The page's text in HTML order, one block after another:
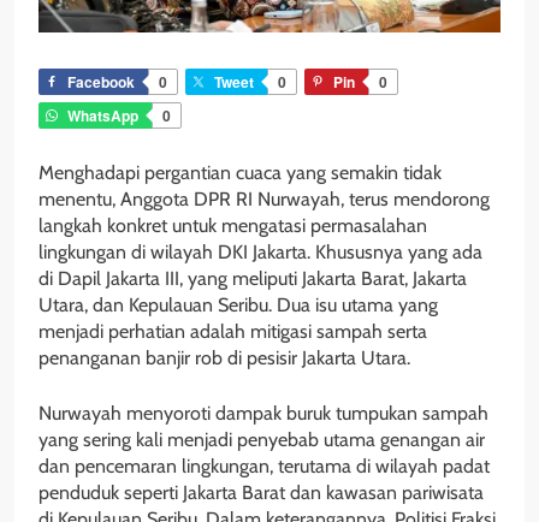
Facebook 0 Tweet 0 Pin
0
WhatsApp
0
Menghadapi pergantian cuaca yang semakin tidak
menentu, Anggota DPR RI Nurwayah, terus mendorong
langkah konkret untuk mengatasi permasalahan
lingkungan di wilayah DKI Jakarta. Khususnya yang ada
di Dapil Jakarta III, yang meliputi Jakarta Barat, Jakarta
Utara, dan Kepulauan Seribu. Dua isu utama yang
menjadi perhatian adalah mitigasi sampah serta
penanganan banjir rob di pesisir Jakarta Utara.
Nurwayah menyoroti dampak buruk tumpukan sampah
yang sering kali menjadi penyebab utama genangan air
dan pencemaran lingkungan, terutama di wilayah padat
penduduk seperti Jakarta Barat dan kawasan pariwisata